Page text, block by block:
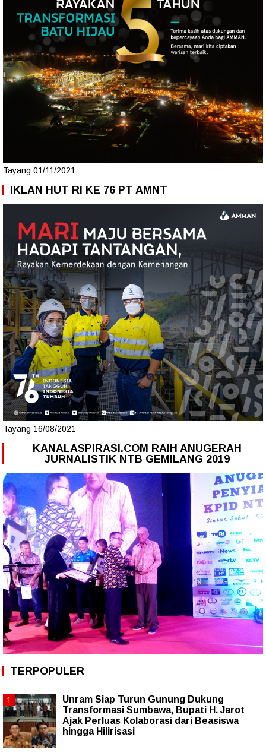
Tayang 01/11/2021
IKLAN HUT RI KE 76 PT AMNT
Tayang 16/08/2021
KANALASPIRASI.COM RAIH ANUGERAH
JURNALISTIK NTB GEMILANG 2019
TERPOPULER
Unram Siap Turun Gunung Dukung
Transformasi Sumbawa, Bupati H. Jarot
Ajak Perluas Kolaborasi dari Beasiswa
hingga Hilirisasi